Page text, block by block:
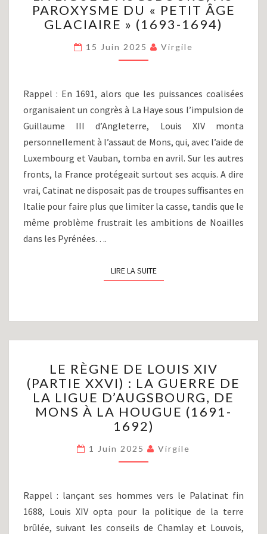
XIV
(PARTIE
XXVII)
:
LA
LA
LIGUE
D’AUGSBOURG,
AU
PAROXYSME
DU
« PETIT
ÂGE
GLACIAIRE »
(1693-
1694)
PAROXYSME DU « PETIT ÂGE
GLACIAIRE » (1693-1694)
15 Juin 2025 Virgile
Rappel : En 1691, alors que les puissances coalisées
organisaient un congrès à La Haye sous l’impulsion de
Guillaume III d’Angleterre, Louis XIV monta
personnellement à l’assaut de Mons, qui, avec l’aide de
Luxembourg et Vauban, tomba en avril. Sur les autres
fronts, la France protégeait surtout ses acquis. A dire
vrai, Catinat ne disposait pas de troupes suffisantes en
Italie pour faire plus que limiter la casse, tandis que le
même problème frustrait les ambitions de Noailles
dans les Pyrénées….
LIRE LA SUITELIRE LA SUITE
RÈGNE
DE
LOUIS
XIV
(PARTIE
XXVI)
:
LA
LA
LIGUE
D’AUGSBOURG,
LE RÈGNE DE LOUIS XIV
(PARTIE XXVI) : LA GUERRE DE
LA LIGUE D’AUGSBOURG, DE
MONS À LA HOUGUE (1691-
1692)
1 Juin 2025 Virgile
Rappel : lançant ses hommes vers le Palatinat fin
1688, Louis XIV opta pour la politique de la terre
brûlée, suivant les conseils de Chamlay et Louvois,